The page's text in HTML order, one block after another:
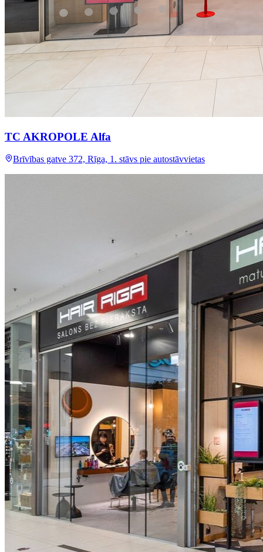
TC AKROPOLE Alfa
Brīvības gatve 372, Rīga, 1. stāvs pie autostāvvietas